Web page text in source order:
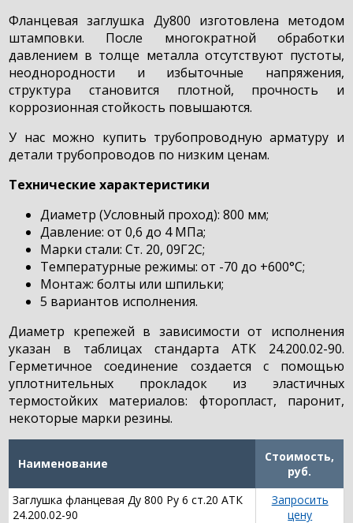
Фланцевая заглушка Ду800 изготовлена методом
штамповки. После многократной обработки
давлением в толще металла отсутствуют пустоты,
неоднородности и избыточные напряжения,
структура становится плотной, прочность и
коррозионная стойкость повышаются.
У нас можно купить трубопроводную арматуру и
детали трубопроводов по низким ценам.
Технические характеристики
Диаметр (Условный проход): 800 мм;
Давление: от 0,6 до 4 МПа;
Марки стали: Ст. 20, 09Г2С;
Температурные режимы: от -70 до +600°C;
Монтаж: болты или шпильки;
5 вариантов исполнения.
Диаметр крепежей в зависимости от исполнения
указан в таблицах стандарта АТК 24.200.02-90.
Герметичное соединение создается с помощью
уплотнительных прокладок из эластичных
термостойких материалов: фторопласт, паронит,
некоторые марки резины.
Наименование
Стоимость,
руб.
Заглушка фланцевая Ду 800 Ру 6 ст.20 АТК
24.200.02-90
Запросить
цену